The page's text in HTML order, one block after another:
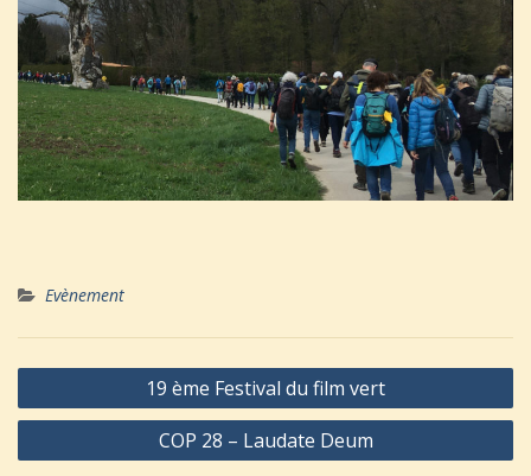
Evènement
Navigation
de
19 ème Festival du film vert
COP 28 – Laudate Deum